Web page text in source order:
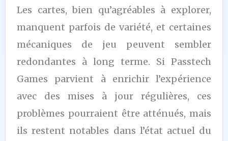
Les cartes, bien qu’agréables à explorer,
manquent parfois de variété, et certaines
mécaniques de jeu peuvent sembler
redondantes à long terme. Si Passtech
Games parvient à enrichir l’expérience
avec des mises à jour régulières, ces
problèmes pourraient être atténués, mais
ils restent notables dans l’état actuel du